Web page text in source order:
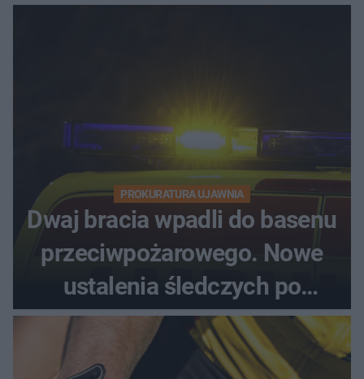
PROKURATURA UJAWNIA
Dwaj bracia wpadli do basenu
przeciwpożarowego. Nowe
ustalenia śledczych po
dramatycznej akcji